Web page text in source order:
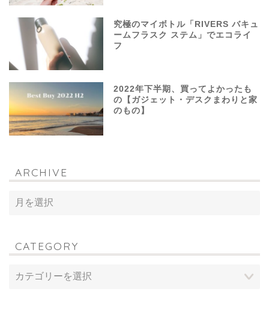
究極のマイボトル「RIVERS バキュ
ームフラスク ステム」でエコライ
フ
2022年下半期、買ってよかったも
の【ガジェット・デスクまわりと家
のもの】
ARCHIVE
CATEGORY